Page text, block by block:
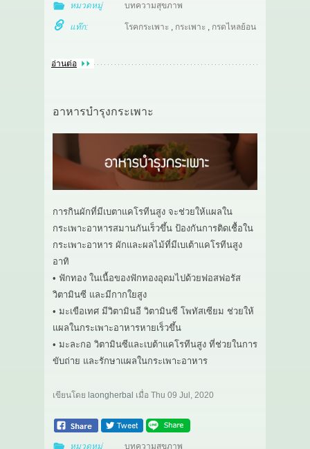
หมวดหมู่ บทความสุขภาพ
แท๊ก: โรคกระเพาะ , กระเพาะ , กรดไหลย้อน
อ่านต่อ
อาหารบำรุงกระเพาะ
การกินผักที่มีเบตาแคโรทีนสูง จะช่วยให้แผลใน
กระเพาะอาหารสมานกันเร็วขึ้น ป้องกันการติดเชื้อใน
กระเพาะอาหาร ผักและผลไม้ที่มีเบเต้าแคโรทีนสูง
อาทิ
• ฟักทอง ในเนื้อของฟักทองอุดมไปด้วยฟอสฟอรัส
วิตามินซี และมีกากใยสูง
• มะเขือเทศ มีวิตามินอี วิตามินซี โพทัสเซียม ช่วยให้
แผลในกระเพาะอาหารหายเร็วขึ้น
• มะละกอ วิตามินซีและเบต้าแคโรทีนสูง ที่ช่วยในการ
ขับถ่าย และรักษาแผลในกระเพาะอาหาร
เขียนโดย laongherbal เมื่อ Thu 09 Jul, 2020
หมวดหมู่ บทความสุขภาพ